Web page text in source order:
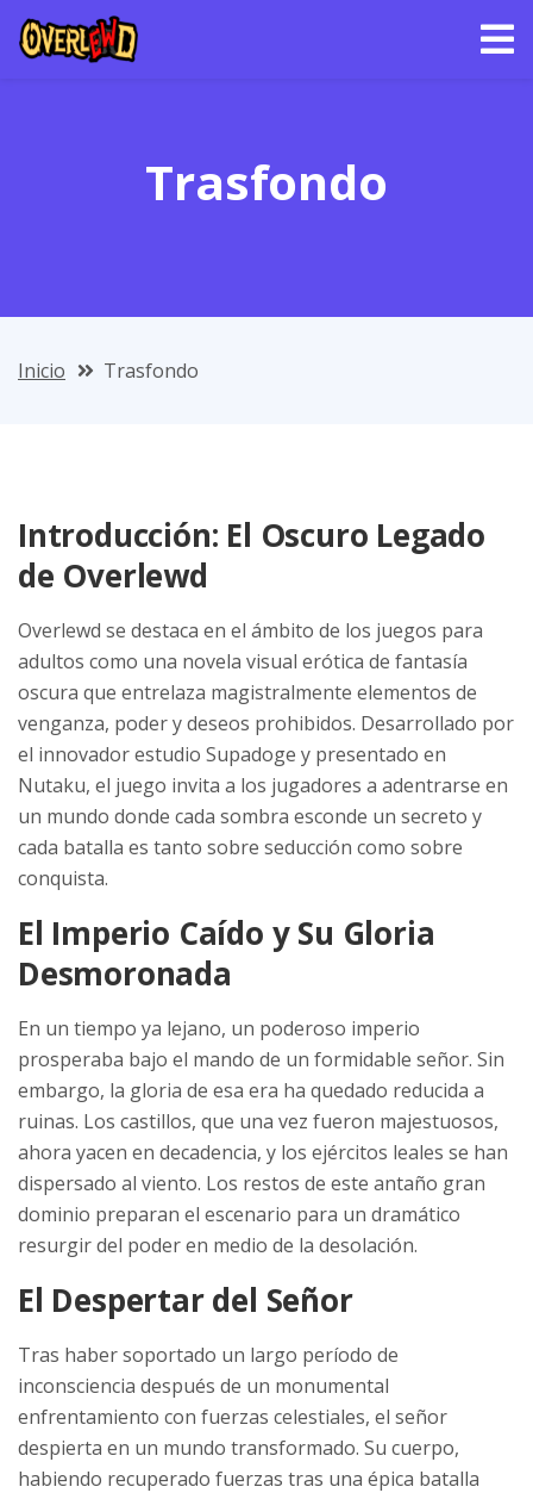
Trasfondo
Inicio Trasfondo
Introducción: El Oscuro Legado
de Overlewd
Overlewd se destaca en el ámbito de los juegos para
adultos como una novela visual erótica de fantasía
oscura que entrelaza magistralmente elementos de
venganza, poder y deseos prohibidos. Desarrollado por
el innovador estudio Supadoge y presentado en
Nutaku, el juego invita a los jugadores a adentrarse en
un mundo donde cada sombra esconde un secreto y
cada batalla es tanto sobre seducción como sobre
conquista.
El Imperio Caído y Su Gloria
Desmoronada
En un tiempo ya lejano, un poderoso imperio
prosperaba bajo el mando de un formidable señor. Sin
embargo, la gloria de esa era ha quedado reducida a
ruinas. Los castillos, que una vez fueron majestuosos,
ahora yacen en decadencia, y los ejércitos leales se han
dispersado al viento. Los restos de este antaño gran
dominio preparan el escenario para un dramático
resurgir del poder en medio de la desolación.
El Despertar del Señor
Tras haber soportado un largo período de
inconsciencia después de un monumental
enfrentamiento con fuerzas celestiales, el señor
despierta en un mundo transformado. Su cuerpo,
habiendo recuperado fuerzas tras una épica batalla